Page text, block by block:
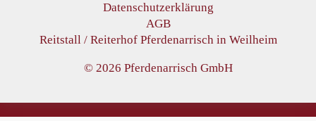
Datenschutzerklärung
AGB
Reitstall / Reiterhof Pferdenarrisch in Weilheim
© 2026 Pferdenarrisch GmbH